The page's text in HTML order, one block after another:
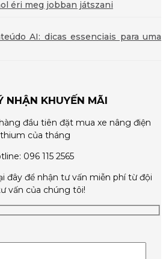
éri meg jobban játszani
AI: dicas essenciais para uma
NHẬN KHUYẾN MÃI
đầu tiên đặt mua xe nâng điện
của tháng
096 115 2565
đây để nhận tư vấn miễn phí từ đội
vấn của chúng tôi!